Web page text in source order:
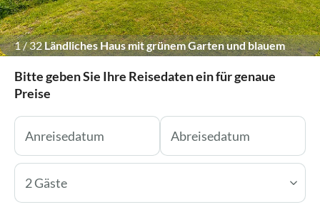
1/32Ländliches Haus mit grünem Garten und blauem
Bitte geben Sie Ihre Reisedaten ein für genaue
Preise
2 Gäste